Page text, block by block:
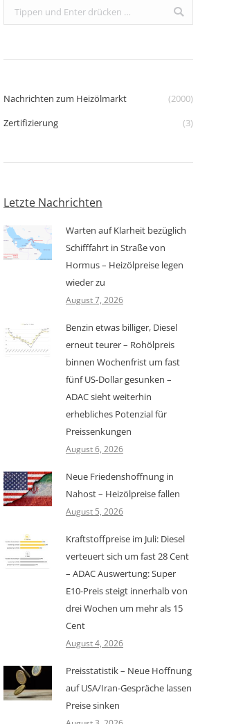
Search:
Nachrichten zum Heizölmarkt
(2000)
Zertifizierung
(3)
Letzte Nachrichten
Warten auf Klarheit bezüglich
Schifffahrt in Straße von
Hormus – Heizölpreise legen
wieder zu
August 7, 2026
Benzin etwas billiger, Diesel
erneut teurer – Rohölpreis
binnen Wochenfrist um fast
fünf US-Dollar gesunken –
ADAC sieht weiterhin
erhebliches Potenzial für
Preissenkungen
August 6, 2026
Neue Friedenshoffnung in
Nahost – Heizölpreise fallen
August 5, 2026
Kraftstoffpreise im Juli: Diesel
verteuert sich um fast 28 Cent
– ADAC Auswertung: Super
E10-Preis steigt innerhalb von
drei Wochen um mehr als 15
Cent
August 4, 2026
Preisstatistik – Neue Hoffnung
auf USA/Iran-Gespräche lassen
Preise sinken